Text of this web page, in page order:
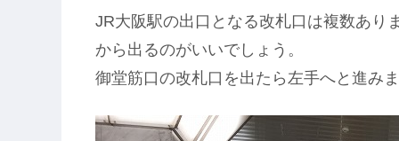
JR大阪駅の出口となる改札口は複数あり
から出るのがいいでしょう。
御堂筋口の改札口を出たら左手へと進み